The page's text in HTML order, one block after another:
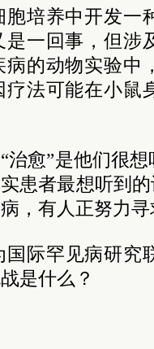
培养中开发一
一回事，但涉
的动物实验中
法可能在小鼠
治愈”是他们很
患者最想听到
，有人正努力
国际罕见病研究
是什么？